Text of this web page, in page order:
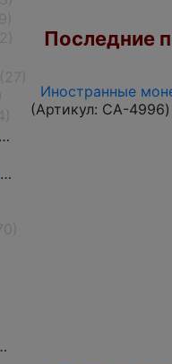
Последние
Иностранные
(Артикул: CA-4996)